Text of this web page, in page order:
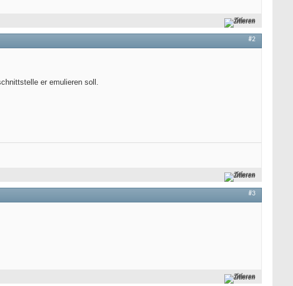
Zitieren
#2
er emulieren soll.
Zitieren
#3
Zitieren